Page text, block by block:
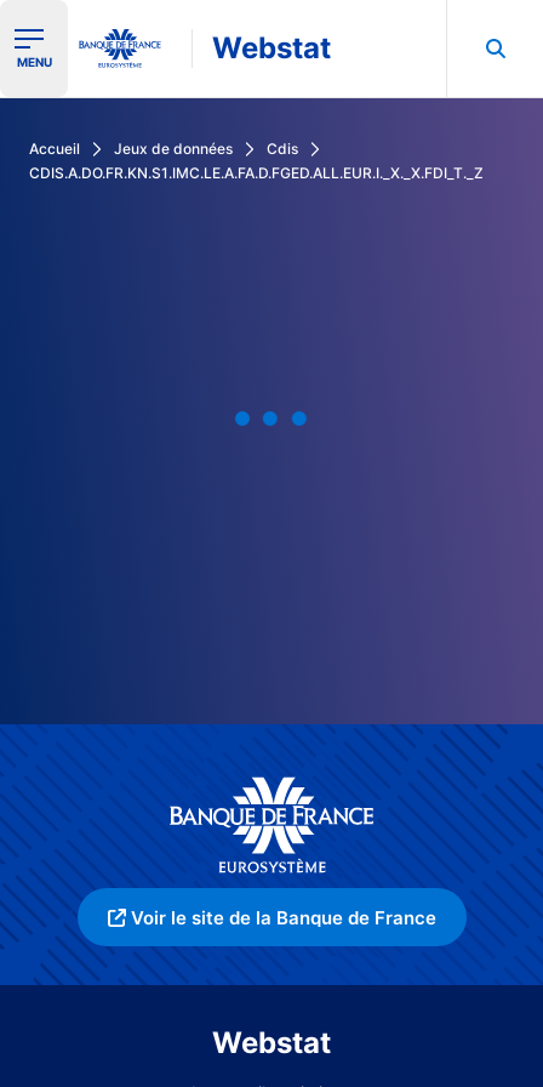
Ouvrir le menu de navigation
MENU Webstat
Accueil Jeux de données
Cdis
CDIS.A.DO.FR.KN.S1.IMC.LE.A.FA.D.FGED.ALL.EUR.I._X._X.FDI_T._Z
Voir le site de la Banque de France
Webstat